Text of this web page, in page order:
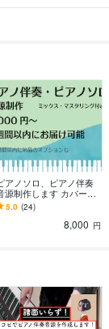
アノソロ、ピアノ伴奏
源制作します カバー、
ってみた/PCを使用した
音質音源
5.0 (24)
8,000 円